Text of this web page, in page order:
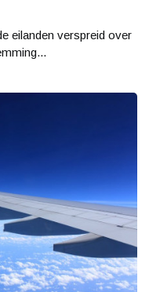
eilanden verspreid over